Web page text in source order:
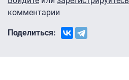
комментарии
Поделиться: